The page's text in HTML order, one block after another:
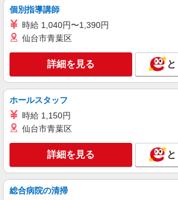
残業代支給 ★交通費別途支
+゜・。○。・゜+゜・。○
万円支給(規定有) お友達を紹介頂くと, インセンテ
有）★ ゜・。○。・゜+゜・
愛知県豊橋市のsoftbank
紹介予定派遣
株式会社シエロ
【softbank】の携帯販売
月給280000円〜
る） ※残業代支給 ★交通
゜+゜・。○。・゜+゜・。
10万円支給(規定有) お友達を紹介頂くと, インセン
ティブ支給(規定有) ゜・。○
○。・゜+゜
愛知県豊橋市のsoftbank
キープ
派遣社員
個別指導講師
時給 1,040円〜1,390円
仙台市青葉区
詳細を見る
ホールスタッフ
時給 1,150円
仙台市青葉区
詳細を見る
総合病院の清掃